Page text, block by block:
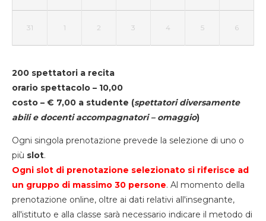
31 1 2 3 4 5 6
200 spettatori a recita
orario spettacolo – 10,00
costo – € 7,00 a studente (spettatori diversamente
abili e docenti accompagnatori – omaggio)
Ogni singola prenotazione prevede la selezione di uno o
più slot.
Ogni slot di prenotazione selezionato si riferisce ad
un gruppo di massimo 30 persone. Al momento della
prenotazione online, oltre ai dati relativi all'insegnante,
all'istituto e alla classe sarà necessario indicare il metodo di